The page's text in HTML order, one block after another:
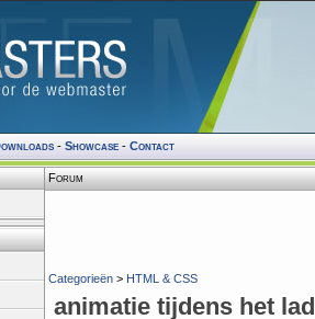
- Showcase - Contact
Forum
Categorieën > HTML & CSS
animatie tijdens het